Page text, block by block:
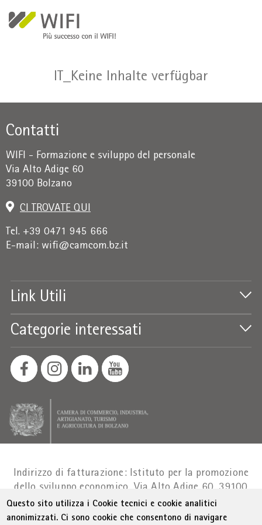
IT_Keine Inhalte verfügbar
Contatti
WIFI - Formazione e sviluppo del personale
Via Alto Adige 60
39100 Bolzano
CI TROVATE QUI
Tel. +39 0471 945 666
E-mail: wifi@camcom.bz.it
Link Utili
Categorie interessati
Indirizzo di fatturazione: Istituto per la promozione
dello sviluppo economico, Via Alto Adige 60, 39100
BolzanoPart. IVA 01716880214|administration-
as@bz.legalmail.camcom.it
Questo sito utilizza i Cookie tecnici e cookie analitici
anonimizzati. Ci sono cookie che consentono di navigare